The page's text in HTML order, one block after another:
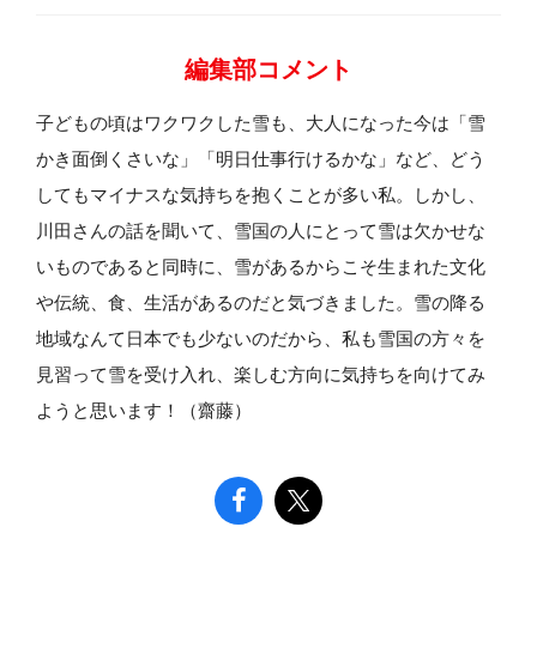
編集部コメント
子どもの頃はワクワクした雪も、大人になった今は「雪
かき面倒くさいな」「明日仕事行けるかな」など、どう
してもマイナスな気持ちを抱くことが多い私。しかし、
川田さんの話を聞いて、雪国の人にとって雪は欠かせな
いものであると同時に、雪があるからこそ生まれた文化
や伝統、食、生活があるのだと気づきました。雪の降る
地域なんて日本でも少ないのだから、私も雪国の方々を
見習って雪を受け入れ、楽しむ方向に気持ちを向けてみ
ようと思います！（齋藤）